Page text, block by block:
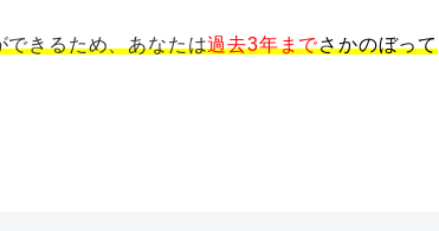
できるため、あなたは過去3年までさかのぼって